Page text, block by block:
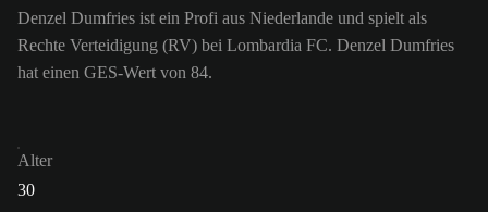
Denzel Dumfries ist ein Profi aus Niederlande und spielt als
Rechte Verteidigung (RV) bei Lombardia FC. Denzel Dumfries
hat einen GES-Wert von 84.
Alter
30